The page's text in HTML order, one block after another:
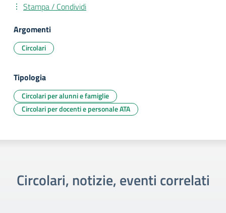
Stampa / Condividi
Argomenti
Circolari
Tipologia
Circolari per alunni e famiglie
Circolari per docenti e personale ATA
Circolari, notizie, eventi correlati